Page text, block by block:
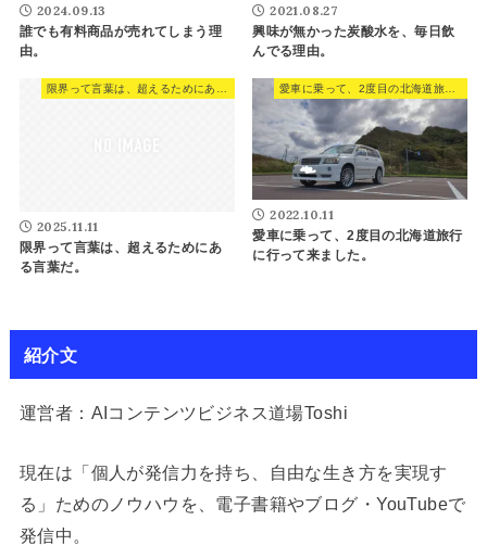
2024.09.13
誰でも有料商品が売れてしまう理
由。
2021.08.27
興味が無かった炭酸水を、毎日飲
んでる理由。
2025.11.11
限界って言葉は、超えるためにあ
る言葉だ。
2022.10.11
愛車に乗って、2度目の北海道旅行
に行って来ました。
紹介文
運営者：AIコンテンツビジネス道場Toshi
現在は「個人が発信力を持ち、自由な生き方を実現す
る」ためのノウハウを、電子書籍やブログ・YouTubeで
発信中。